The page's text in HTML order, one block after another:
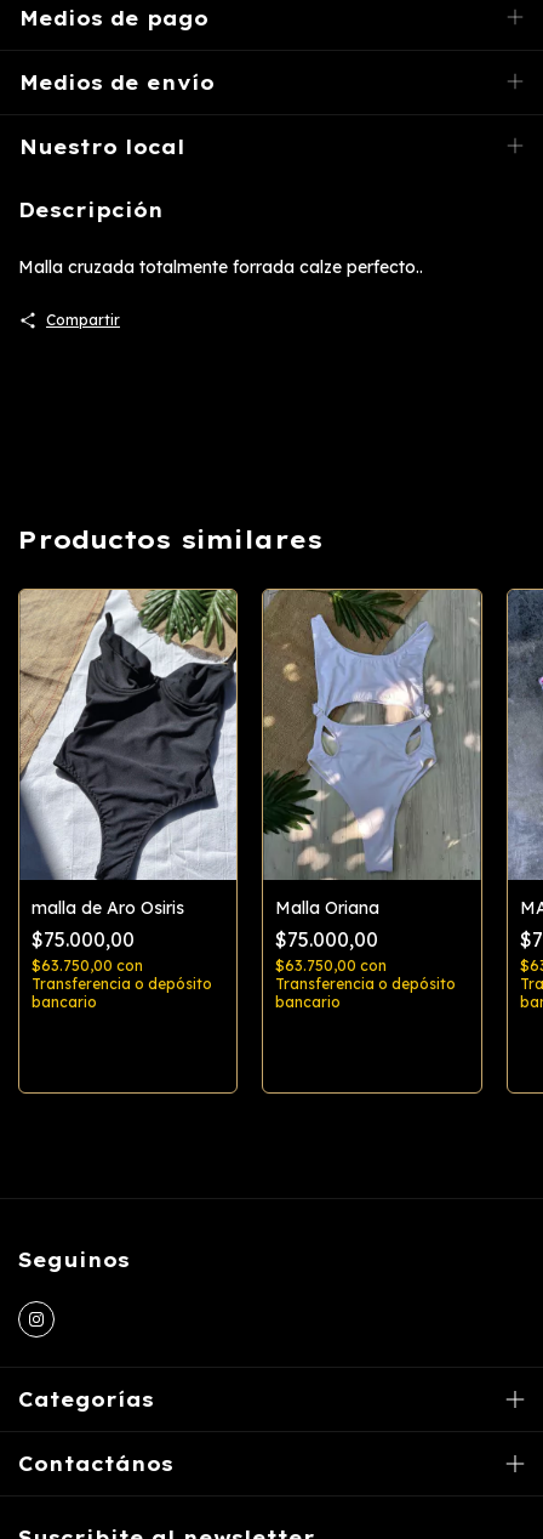
Medios de pago
Medios de envío
Nuestro local
Descripción
Malla cruzada totalmente forrada calze perfecto..
Compartir
Productos similares
malla de Aro Osiris
$75.000,00
$63.750,00 con
Transferencia o depósito
bancario
Malla Oriana
$75.000,00
$63.750,00con
Transferencia o depósito
bancario
Seguinos
Categorías
Contactános